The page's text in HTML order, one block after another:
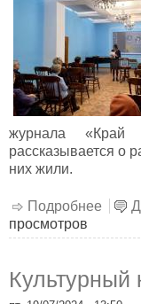
журнала
рассказывается о
них жили.
Подробнее о
просмотров